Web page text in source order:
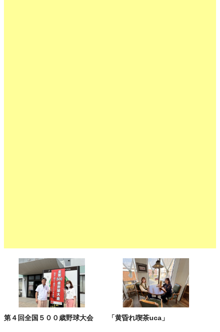
第４回全国５００歳野球大会 「黄昏れ喫茶uca」